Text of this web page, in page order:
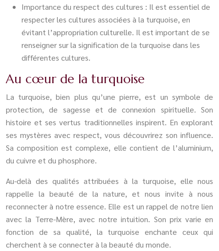
Importance du respect des cultures : Il est essentiel de
respecter les cultures associées à la turquoise, en
évitant l’appropriation culturelle. Il est important de se
renseigner sur la signification de la turquoise dans les
différentes cultures.
Au cœur de la turquoise
La turquoise, bien plus qu’une pierre, est un symbole de
protection, de sagesse et de connexion spirituelle. Son
histoire et ses vertus traditionnelles inspirent. En explorant
ses mystères avec respect, vous découvrirez son influence.
Sa composition est complexe, elle contient de l’aluminium,
du cuivre et du phosphore.
Au-delà des qualités attribuées à la turquoise, elle nous
rappelle la beauté de la nature, et nous invite à nous
reconnecter à notre essence. Elle est un rappel de notre lien
avec la Terre-Mère, avec notre intuition. Son prix varie en
fonction de sa qualité, la turquoise enchante ceux qui
cherchent à se connecter à la beauté du monde.